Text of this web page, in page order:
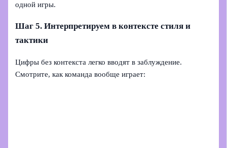
одной игры.
Шаг 5. Интерпретируем в контексте стиля и
тактики
Цифры без контекста легко вводят в заблуждение.
Смотрите, как команда вообще играет: